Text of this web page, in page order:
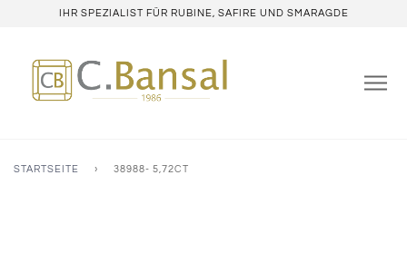
IHR SPEZIALIST FÜR RUBINE, SAFIRE UND SMARAGDE
STARTSEITE › 38988- 5,72CT